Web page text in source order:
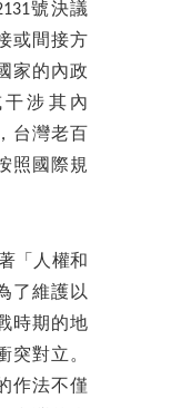
號決議
或間接方
家的內政
涉其內
台灣老百
照國際規
「人權和
了維護以
時期的地
突對立。
作法不僅